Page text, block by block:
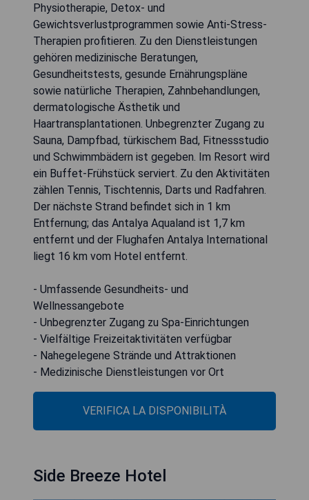
Physiotherapie, Detox- und
Gewichtsverlustprogrammen sowie Anti-Stress-
Therapien profitieren. Zu den Dienstleistungen
gehören medizinische Beratungen,
Gesundheitstests, gesunde Ernährungspläne
sowie natürliche Therapien, Zahnbehandlungen,
dermatologische Ästhetik und
Haartransplantationen. Unbegrenzter Zugang zu
Sauna, Dampfbad, türkischem Bad, Fitnessstudio
und Schwimmbädern ist gegeben. Im Resort wird
ein Buffet-Frühstück serviert. Zu den Aktivitäten
zählen Tennis, Tischtennis, Darts und Radfahren.
Der nächste Strand befindet sich in 1 km
Entfernung; das Antalya Aqualand ist 1,7 km
entfernt und der Flughafen Antalya International
liegt 16 km vom Hotel entfernt.
- Umfassende Gesundheits- und
Wellnessangebote
- Unbegrenzter Zugang zu Spa-Einrichtungen
- Vielfältige Freizeitaktivitäten verfügbar
- Nahegelegene Strände und Attraktionen
- Medizinische Dienstleistungen vor Ort
VERIFICA LA DISPONIBILITÀ
Side Breeze Hotel